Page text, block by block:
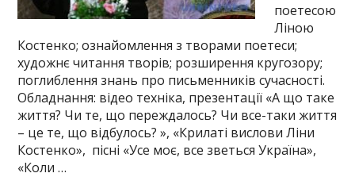
поетесою
Ліною
Костенко; ознайомлення з творами поетеси;
художнє читання творів; розширення кругозору;
поглиблення знань про письменників сучасності.
Обладнання: відео техніка, презентації «А що таке
життя? Чи те, що переждалось? Чи все-таки життя
– це те, що відбулось? », «Крилаті вислови Ліни
Костенко», пісні «Усе моє, все зветься Україна»,
«Коли …